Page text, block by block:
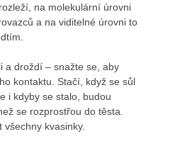
na molekulární úrovni
a na viditelné úrovni to
a droždí – snažte se, aby
kontaktu. Stačí, když se sůl
i kdyby se stalo, budou
se rozprostřou do těsta.
kvasinky.